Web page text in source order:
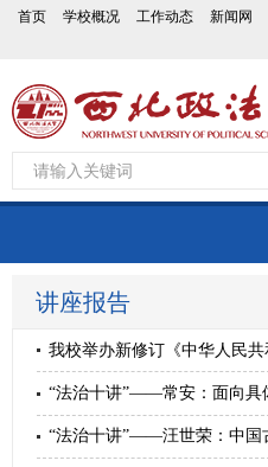
首页 学校概况 工作动态 新闻网
讲座报告